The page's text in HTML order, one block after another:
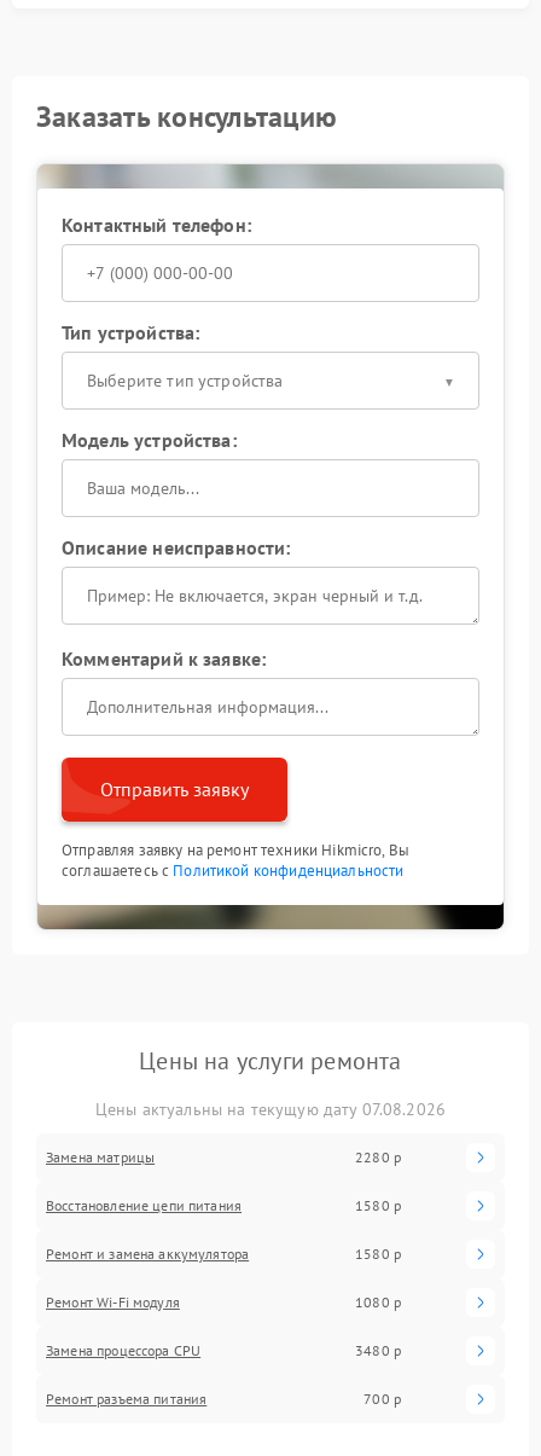
Заказать консультацию
Контактный телефон:
Тип устройства:
Выберите тип устройства
Модель устройства:
Описание неисправности:
Комментарий к заявке:
Отправить заявку
Отправляя заявку на ремонт техники Hikmicro, Вы
соглашаетесь с Политикой конфиденциальности
Цены на услуги ремонта
Цены актуальны на текущую дату 07.08.2026
Замена матрицы 2280 р
Восстановление цепи питания 1580 р
Ремонт и замена аккумулятора 1580 р
Ремонт Wi-Fi модуля 1080 р
Замена процессора CPU 3480 р
Ремонт разъема питания 700 р